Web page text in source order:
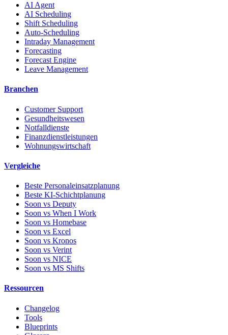
AI Agent
AI Scheduling
Shift Scheduling
Auto-Scheduling
Intraday Management
Forecasting
Forecast Engine
Leave Management
Branchen
Customer Support
Gesundheitswesen
Notfalldienste
Finanzdienstleistungen
Wohnungswirtschaft
Vergleiche
Beste Personaleinsatzplanung
Beste KI-Schichtplanung
Soon vs Deputy
Soon vs When I Work
Soon vs Homebase
Soon vs Excel
Soon vs Kronos
Soon vs Verint
Soon vs NICE
Soon vs MS Shifts
Ressourcen
Changelog
Tools
Blueprints